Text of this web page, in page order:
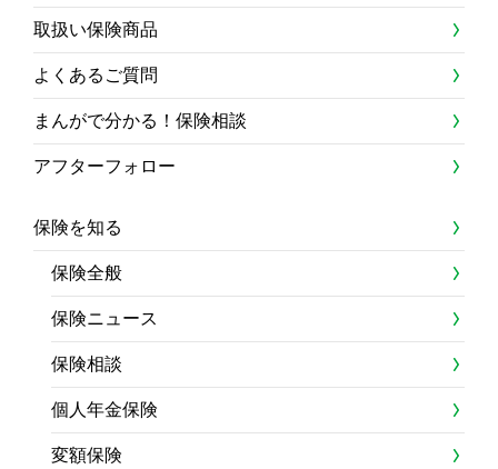
取扱い保険商品
よくあるご質問
まんがで分かる！保険相談
アフターフォロー
保険を知る
保険全般
保険ニュース
保険相談
個人年金保険
変額保険